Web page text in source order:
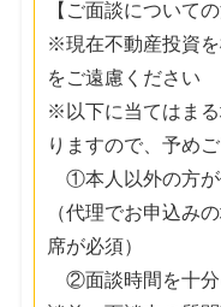
【ご面談について
※現在不動産投資
をご遠慮ください
※以下に当てはま
りますので、予め
①本人以外の方が
（代理でお申込み
席が必須）
②面談時間を十分